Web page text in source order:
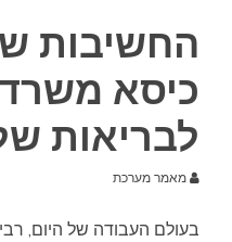
החשיבות
כיסא משרד
לבריאות
מאמר מערכת
בעולם העבודה של היום,